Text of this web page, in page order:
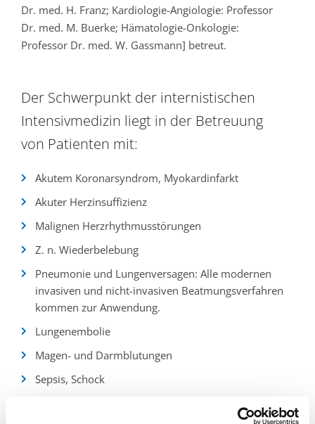
Dr. med. H. Franz; Kardiologie-Angiologie: Professor
Dr. med. M. Buerke; Hämatologie-Onkologie:
Professor Dr. med. W. Gassmann] betreut.
Der Schwerpunkt der internistischen
Intensivmedizin liegt in der Betreuung
von Patienten mit:
Akutem Koronarsyndrom, Myokardinfarkt
Akuter Herzinsuffizienz
Malignen Herzrhythmusstörungen
Z. n. Wiederbelebung
Pneumonie und Lungenversagen: Alle modernen
invasiven und nicht-invasiven Beatmungsverfahren
kommen zur Anwendung.
Lungenembolie
Magen- und Darmblutungen
Sepsis, Schock